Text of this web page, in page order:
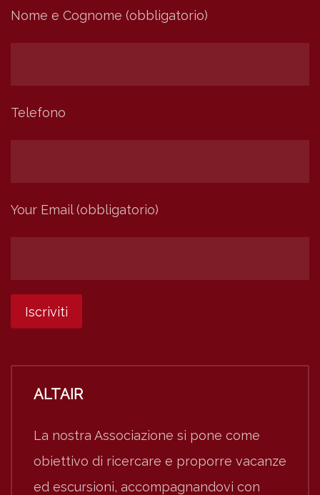
Nome e Cognome (obbligatorio)
Telefono
Your Email (obbligatorio)
ALTAIR
La nostra Associazione si pone come
obiettivo di ricercare e proporre vacanze
ed escursioni, accompagnandovi con